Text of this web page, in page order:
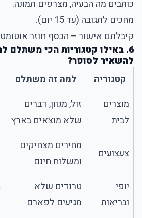
כותבים מה הבעיה, מצרפים תמונה.
מחכים לתגובה (עד 15 יום).
קיבלתם אישור – הכסף חוזר
6. באילו קטגוריות הכי משתלם
להשאיר לסופר?
קטגוריה
למה זה משתלם
מוצרים
לבית
זול, מגוון, דברים
שלא מוצאים בארץ
צעצועים
מחירים מצחיקים
ומשלוח חינם
יופי
ובריאות
טרנדים שלא
מגיעים לפארם